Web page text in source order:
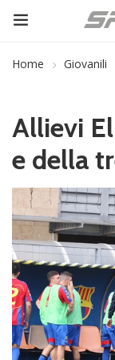
Home Giovanili
Allievi
e della